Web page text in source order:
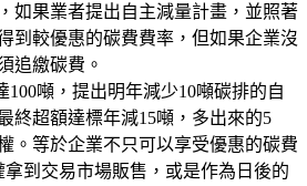
如果業者提出自主減量計畫，並照著
到較優惠的碳費費率，但如果企業沒
追繳碳費。
噸，提出明年減少10噸碳排的自
終超額達標年減15噸，多出來的5
。等於企業不只可以享受優惠的碳費
到交易市場販售，或是作為日後的